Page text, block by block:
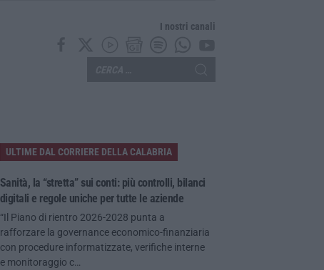
I nostri canali
ULTIME DAL CORRIERE DELLA CALABRIA
Sanità, la “stretta” sui conti: più controlli, bilanci
digitali e regole uniche per tutte le aziende
“Il Piano di rientro 2026-2028 punta a
rafforzare la governance economico-finanziaria
con procedure informatizzate, verifiche interne
e monitoraggio c…